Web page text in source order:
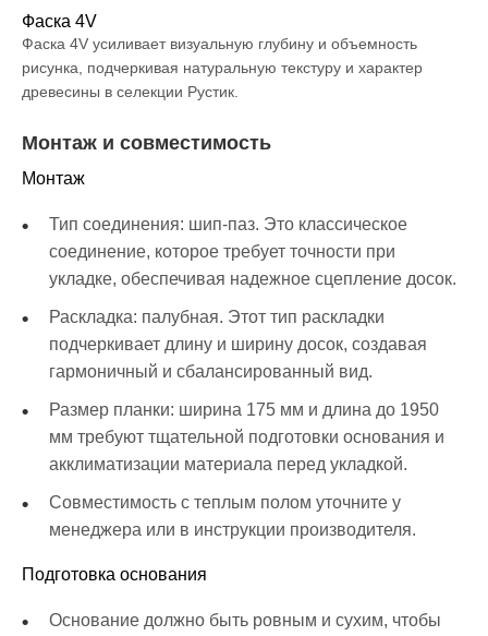
Фаска 4V
Фаска 4V усиливает визуальную глубину и объемность
рисунка, подчеркивая натуральную текстуру и характер
древесины в селекции Рустик.
Монтаж и совместимость
Монтаж
Тип соединения: шип-паз. Это классическое
соединение, которое требует точности при
укладке, обеспечивая надежное сцепление досок.
Раскладка: палубная. Этот тип раскладки
подчеркивает длину и ширину досок, создавая
гармоничный и сбалансированный вид.
Размер планки: ширина 175 мм и длина до 1950
мм требуют тщательной подготовки основания и
акклиматизации материала перед укладкой.
Совместимость с теплым полом уточните у
менеджера или в инструкции производителя.
Подготовка основания
Основание должно быть ровным и сухим, чтобы